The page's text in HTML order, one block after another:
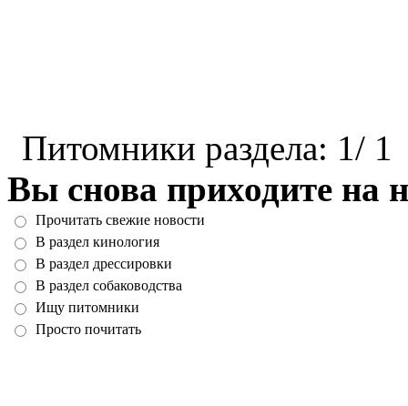
Питомники раздела: 1/
Вы снова приходите на
Прочитать свежие новости
В раздел кинология
В раздел дрессировки
В раздел собаководства
Ищу питомники
Просто почитать